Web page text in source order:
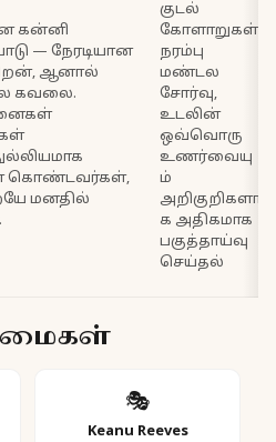
கன்னி
— நேரடியான
ஆனால்
கவலை.
கொண்டவர்கள்,
மனதில்
குடல்
கோளாறுகள்,
நரம்பு
மண்டல
சோர்வு,
உடலின்
ஒவ்வொரு
உணர்வையு
ம்
அறிகுறிகளா
க அதிகமாக
பகுத்தாய்வு
செய்தல்
🎭
Keanu Reeves